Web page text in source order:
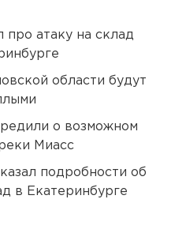
про атаку на склад
области будут
о возможном
Миасс
подробности об
в Екатеринбурге